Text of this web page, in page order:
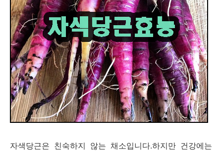
자색당근은 친숙하지 않는 채소입니다.하지만 건강에는